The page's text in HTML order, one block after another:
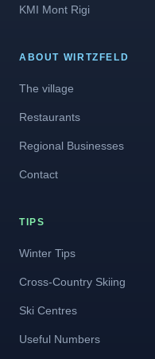
KMI Mont Rigi
ABOUT WIRTZFELD
The village
Restaurants
Regional Businesses
Contact
TIPS
Winter Tips
Cross-Country Skiing
Ski Centres
Useful Numbers